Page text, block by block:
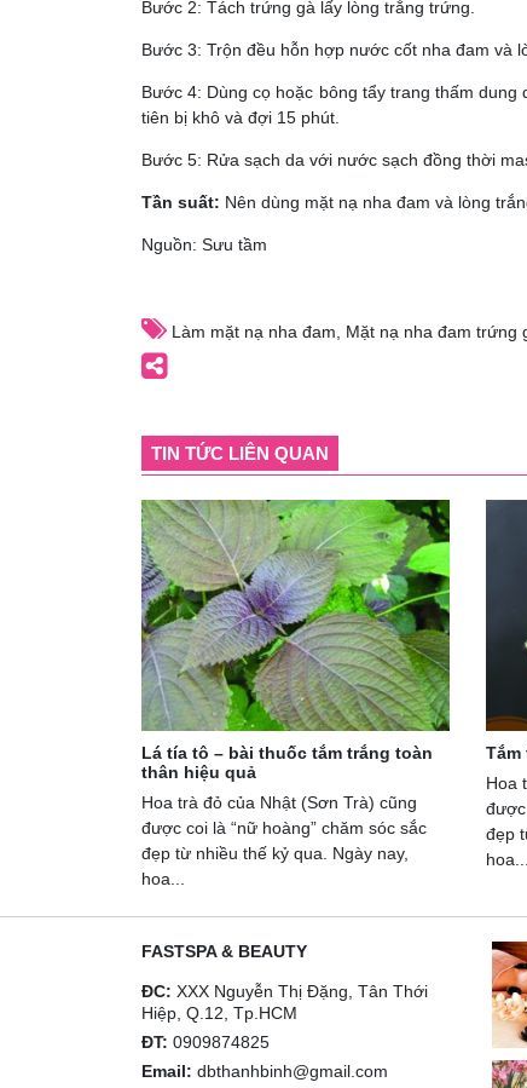
Bước 2: Tách trứng gà lấy lòng trắng trứng.
Bước 3: Trộn đều hỗn hợp nước cốt nha đam và
Bước 4: Dùng cọ hoặc bông tẩy trang thấm
tiên bị khô và đợi 15 phút.
Bước 5: Rửa sạch da với nước sạch đồng thời
Tần suất: Nên dùng mặt nạ nha đam và lòng
Nguồn: Sưu tầm
Làm mặt nạ nha đam Mặt nạ nha đam trứng
TIN TỨC LIÊN QUAN
Lá tía tô – bài thuốc tắm trắng toàn
thân hiệu quả
Hoa trà đỏ của Nhật (Sơn Trà) cũng
được coi là “nữ hoàng” chăm sóc sắc
đẹp từ nhiều thế kỷ qua. Ngày nay,
hoa...
Tắm
Hoa
được
đẹp
hoa...
FASTSPA & BEAUTY
ĐC: XXX Nguyễn Thị Đặng, Tân Thới
Hiệp, Q.12, Tp.HCM
ĐT: 0909874825
Email: dbthanhbinh@gmail.com